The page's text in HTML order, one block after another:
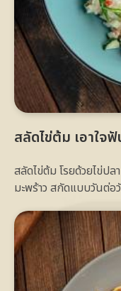
สลัดไข่ต้ม เอาใจ
สลัดไข่ต้ม โรยด้วยไข่ป
มะพร้าว สกัดแบบวันต่อ